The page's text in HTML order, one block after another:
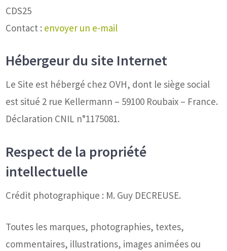
CDS25
Contact : envoyer un e-mail
Hébergeur du site Internet
Le Site est hébergé chez OVH, dont le siège social
est situé 2 rue Kellermann – 59100 Roubaix – France.
Déclaration CNIL n°1175081.
Respect de la propriété
intellectuelle
Crédit photographique : M. Guy DECREUSE.
Toutes les marques, photographies, textes,
commentaires, illustrations, images animées ou